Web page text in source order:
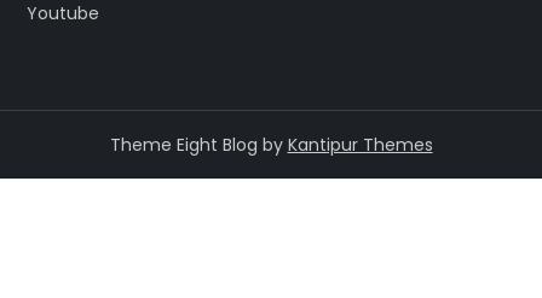
Youtube
Theme Eight Blog by Kantipur Themes